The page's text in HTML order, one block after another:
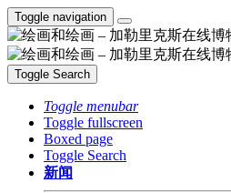
Toggle navigation
Toggle Search
Toggle menubar
Toggle fullscreen
Boxed page
Toggle Search
新闻